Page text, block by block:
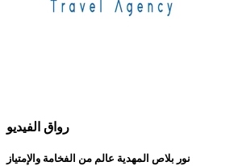
رواق الفيديو
نور بلاص المهدية عالم من الفخامة والإمتياز